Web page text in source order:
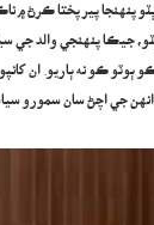
پنهنجا پير پختا ڪرڻ ۾
جيڪا پنهنجي والد
ڪو نه ٻاريو. ان
ته انهن جي اچڻ سان